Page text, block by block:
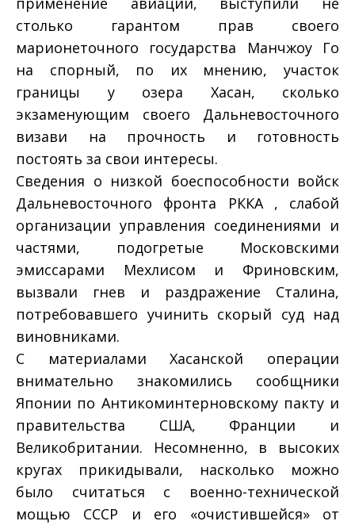
столько гарантом прав своего
марионеточного государства Манчжоу Го
на спорный, по их мнению, участок
границы у озера Хасан, сколько
экзаменующим своего Дальневосточного
визави на прочность и готовность
постоять за свои интересы.
Сведения о низкой боеспособности войск
Дальневосточного фронта РККА , слабой
организации управления соединениями и
частями, подогретые Московскими
эмиссарами Мехлисом и Фриновским,
вызвали гнев и раздражение Сталина,
потребовавшего учинить скорый суд над
виновниками.
С материалами Хасанской операции
внимательно знакомились сообщники
Японии по Антикоминтерновскому пакту и
правительства США, Франции и
Великобритании. Несомненно, в высоких
кругах прикидывали, насколько можно
было считаться с военно-технической
мощью СССР и его «очистившейся» от